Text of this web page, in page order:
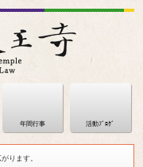
年間行事 活動ﾌﾞﾛｸﾞ
ります。